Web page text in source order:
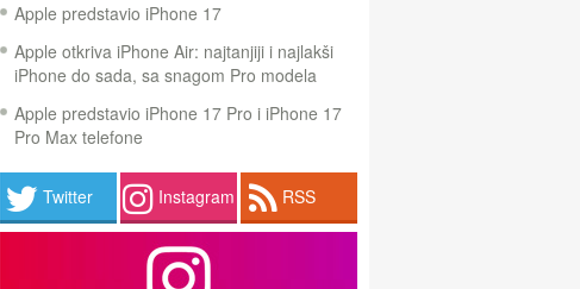
Apple predstavio iPhone 17
Apple otkriva iPhone Air: najtanjiji i najlakši
iPhone do sada, sa snagom Pro modela
Apple predstavio iPhone 17 Pro i iPhone 17
Pro Max telefone
Twitter Instagram RSS